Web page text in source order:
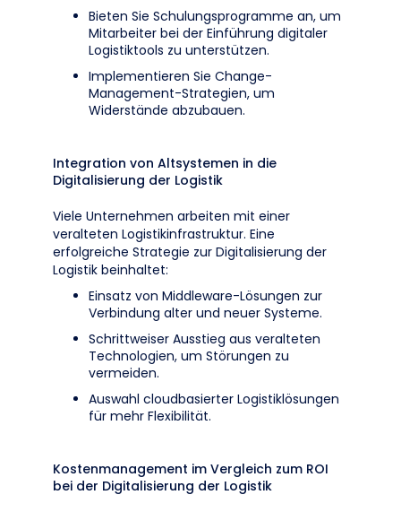
Bieten Sie Schulungsprogramme an, um
Mitarbeiter bei der Einführung digitaler
Logistiktools zu unterstützen.
Implementieren Sie Change-
Management-Strategien, um
Widerstände abzubauen.
Integration von Altsystemen in die
Digitalisierung der Logistik
Viele Unternehmen arbeiten mit einer
veralteten Logistikinfrastruktur. Eine
erfolgreiche Strategie zur Digitalisierung der
Logistik beinhaltet:
Einsatz von Middleware-Lösungen zur
Verbindung alter und neuer Systeme.
Schrittweiser Ausstieg aus veralteten
Technologien, um Störungen zu
vermeiden.
Auswahl cloudbasierter Logistiklösungen
für mehr Flexibilität.
Kostenmanagement im Vergleich zum ROI
bei der Digitalisierung der Logistik